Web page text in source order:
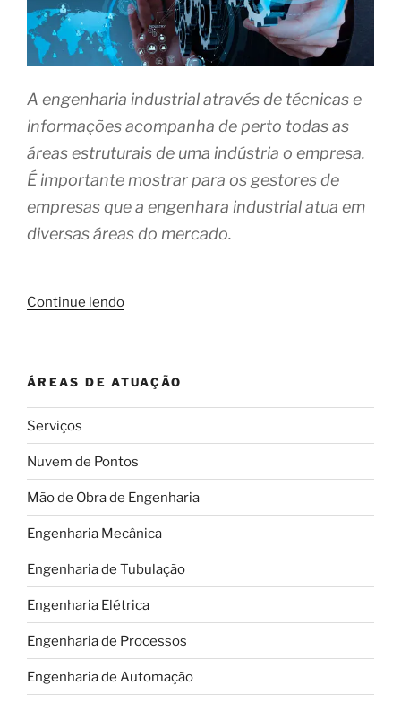
A engenharia industrial através de técnicas e
informações acompanha de perto todas as
áreas estruturais de uma indústria o empresa.
É importante mostrar para os gestores de
empresas que a engenhara industrial atua em
diversas áreas do mercado.
Continue lendo“Empresa
ÁREAS DE ATUAÇÃO
Serviços
Nuvem de Pontos
Mão de Obra de Engenharia
Engenharia Mecânica
Engenharia de Tubulação
Engenharia Elétrica
Engenharia de Processos
Engenharia de Automação